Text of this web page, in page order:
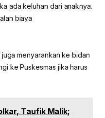
ada keluhan dari anaknya.
biaya
menyarankan ke bidan
ke Puskesmas jika harus
Taufik Malik;